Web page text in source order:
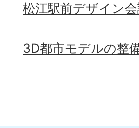
松江駅前デザイン
3D都市モデルの整